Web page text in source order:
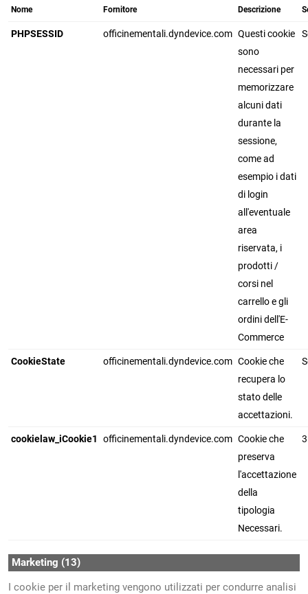
Nome Fornitore Descrizione
PHPSESSID officinementali.dyndevice.com Questi cookie
sono
necessari per
memorizzare
alcuni dati
durante la
sessione,
come ad
esempio i dati
di login
all'eventuale
area
riservata, i
prodotti /
corsi nel
carrello e gli
ordini dell'E-
Commerce
CookieState officinementali.dyndevice.com Cookie che
recupera lo
stato delle
accettazioni.
cookielaw_iCookie1 officinementali.dyndevice.com Cookie che
preserva
l'accettazione
della
tipologia
Necessari.
Marketing (13)
I cookie per il marketing vengono utilizzati per condurre analisi